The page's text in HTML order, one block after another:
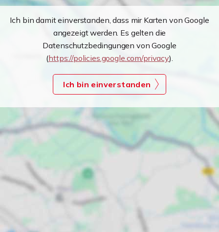
Ich bin damit einverstanden, dass mir Karten von Google
angezeigt werden. Es gelten die
Datenschutzbedingungen von Google
(https://policies.google.com/privacy).
Ich bin einverstanden